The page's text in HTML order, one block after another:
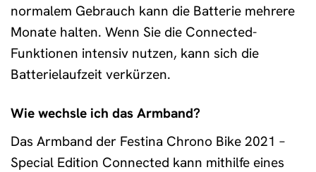
normalem Gebrauch kann die Batterie mehrere
Monate halten. Wenn Sie die Connected-
Funktionen intensiv nutzen, kann sich die
Batterielaufzeit verkürzen.
Wie wechsle ich das Armband?
Das Armband der Festina Chrono Bike 2021 –
Special Edition Connected kann mithilfe eines